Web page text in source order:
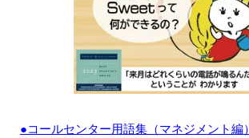
●コールセンター用語集（マネジメント編）